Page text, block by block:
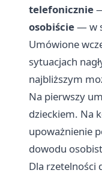
telefonicznie
osobiście— w
Umówione
sytuacjach
najbliższym
Na pierwszy
dzieckiem. Na
upoważnienie
dowodu
Dla rzetelności